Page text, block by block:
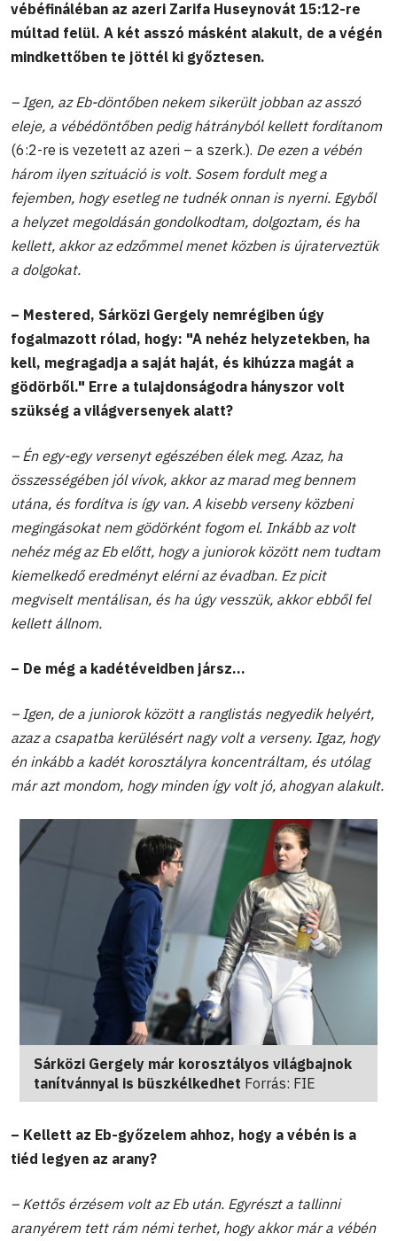
vébéfináléban az azeri Zarifa Huseynovát 15:12-re
múltad felül. A két asszó másként alakult, de a végén
mindkettőben te jöttél ki győztesen.
– Igen, az Eb-döntőben nekem sikerült jobban az asszó
eleje, a vébédöntőben pedig hátrányból kellett fordítanom
(6:2-re is vezetett az azeri – a szerk.). De ezen a vébén
három ilyen szituáció is volt. Sosem fordult meg a
fejemben, hogy esetleg ne tudnék onnan is nyerni. Egyből
a helyzet megoldásán gondolkodtam, dolgoztam, és ha
kellett, akkor az edzőmmel menet közben is újraterveztük
a dolgokat.
– Mestered, Sárközi Gergely nemrégiben úgy
fogalmazott rólad, hogy: "A nehéz helyzetekben, ha
kell, megragadja a saját haját, és kihúzza magát a
gödörből." Erre a tulajdonságodra hányszor volt
szükség a világversenyek alatt?
– Én egy-egy versenyt egészében élek meg. Azaz, ha
összességében jól vívok, akkor az marad meg bennem
utána, és fordítva is így van. A kisebb verseny közbeni
megingásokat nem gödörként fogom el. Inkább az volt
nehéz még az Eb előtt, hogy a juniorok között nem tudtam
kiemelkedő eredményt elérni az évadban. Ez picit
megviselt mentálisan, és ha úgy vesszük, akkor ebből fel
kellett állnom.
– De még a kadétéveidben jársz...
– Igen, de a juniorok között a ranglistás negyedik helyért,
azaz a csapatba kerülésért nagy volt a verseny. Igaz, hogy
én inkább a kadét korosztályra koncentráltam, és utólag
már azt mondom, hogy minden így volt jó, ahogyan alakult.
Sárközi Gergely már korosztályos világbajnok
tanítvánnyal is büszkélkedhet Forrás: FIE
– Kellett az Eb-győzelem ahhoz, hogy a vébén is a
tiéd legyen az arany?
– Kettős érzésem volt az Eb után. Egyrészt a tallinni
aranyérem tett rám némi terhet, hogy akkor már a vébén